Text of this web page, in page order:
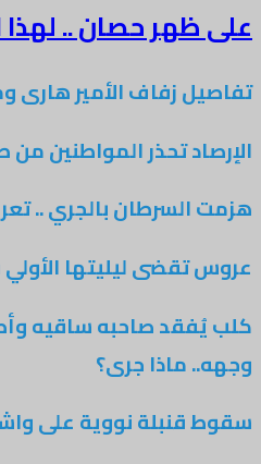
حصان .. لهذا
زفاف الأمير هارى وميجان
تحذر المواطنين من طقس
بالجري .. تعرف
ليليتها الأولي في
صاحبه ساقيه وأصابع
ماذا جرى؟
نووية على واشنطن